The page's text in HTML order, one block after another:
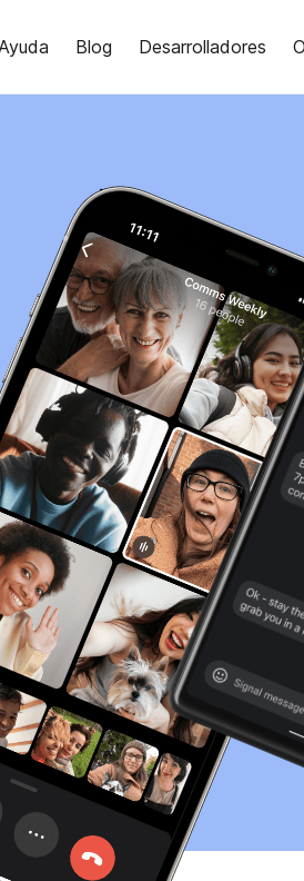
Blog Desarrolladores